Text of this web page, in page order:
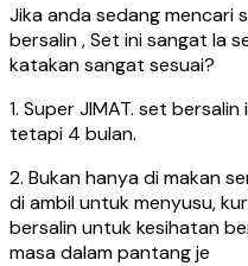
Jika anda sedang mencari
bersalin , Set ini sangat la
katakan sangat sesuai?
1. Super JIMAT. set
tetapi 4 bulan.
2. Bukan hanya di makan
di ambil untuk menyusu,
bersalin untuk kesihatan
masa dalam pantang je